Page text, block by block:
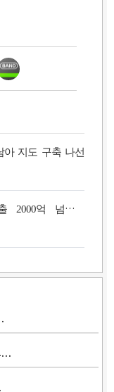
아 지도 구축 나선
억 넘었다
…